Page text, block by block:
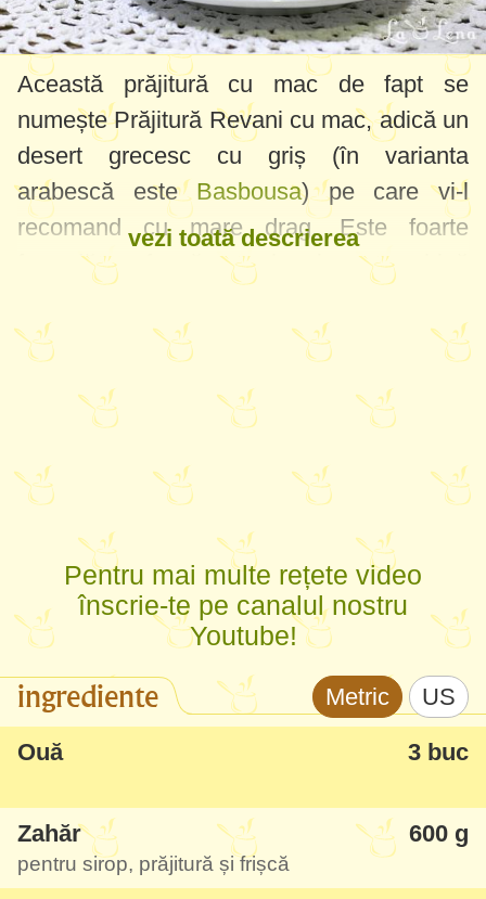
Această prăjitură cu mac de fapt se
numește Prăjitură Revani cu mac, adică un
desert grecesc cu griș (în varianta
arabescă este Basbousa) pe care vi-l
recomand cu mare drag. Este foarte
fragedă, pufoasă, moale și se combină
este că-i destul de rapidă, fără mari eforturi
și agitații prin bucătărie, dar este de mare
efect - și vizual, și la gust! Eu sunt atât de
nici o emoție când am încercat și această
variantă cu mac - printre puținele rețete
care le fac prima dată și ies fără nici o
problemă.
Să nu mă întrebați de frișca vegetală-
margarină lichidă de fapt, nu o recomand
nici gratuit (o găsiți oricum mai în toate
prăjiturile din comerț), mai bine nu puneți
grasă și puneți deasupra.
vezi toată descrierea
Pentru mai multe rețete video
înscrie-te pe canalul nostru
Youtube!
ingrediente Metric US
Ouă 3 buc
Zahăr 600 g
pentru sirop, prăjitură și frișcă